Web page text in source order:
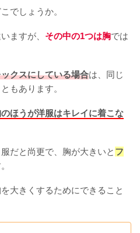
でしょうか。
ますが、 その中の1つは胸では
クスにしている場合は、同じ
もあります。
ほうが洋服はキレイに着こな
だと尚更で、胸が大きいと フ
大きくするためにできること